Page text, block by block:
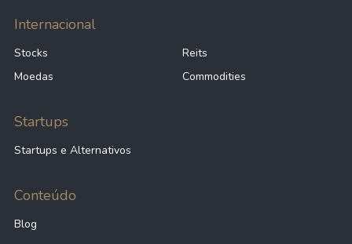
Internacional
Stocks
Reits
Moedas
Commodities
Startups
Startups e Alternativos
Conteúdo
Blog